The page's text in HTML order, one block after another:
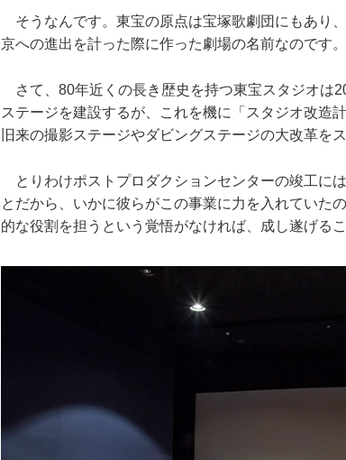
そうなんです。東宝の原点は宝塚歌劇団にもあり
京への進出を計った際に作った劇場の名前なのです
さて、80年近くの長き歴史を持つ東宝スタジオは
ステージを建設するが、これを機に「スタジオ改造
旧来の撮影ステージやダビングステージの大改革を
とりわけポストプロダクションセンターの竣工に
とだから、いかに彼らがこの事業に力を入れていた
的な役割を担うという覚悟がなければ、成し遂げる